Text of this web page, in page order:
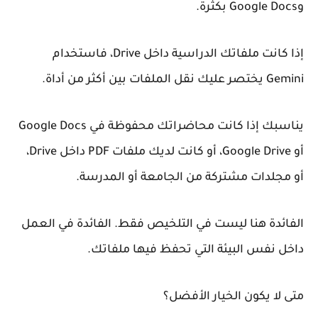
وGoogle Docs بكثرة.
إذا كانت ملفاتك الدراسية داخل Drive، فاستخدام
Gemini يختصر عليك نقل الملفات بين أكثر من أداة.
يناسبك إذا كانت محاضراتك محفوظة في Google Docs
أو Google Drive، أو كانت لديك ملفات PDF داخل Drive،
أو مجلدات مشتركة من الجامعة أو المدرسة.
الفائدة هنا ليست في التلخيص فقط. الفائدة في العمل
داخل نفس البيئة التي تحفظ فيها ملفاتك.
متى لا يكون الخيار الأفضل؟